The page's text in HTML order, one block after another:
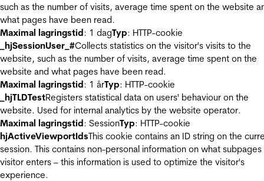
such as the number of visits, average time spent on the website
what pages have been read.
Maximal lagringstid: 1 dagTyp: HTTP-cookie
_hjSessionUser_#Collects statistics on the visitor's visits to the
website, such as the number of visits, average time spent on the
website and what pages have been read.
Maximal lagringstid: 1 årTyp: HTTP-cookie
_hjTLDTestRegisters statistical data on users' behaviour on the
website. Used for internal analytics by the website operator.
Maximal lagringstid: SessionTyp: HTTP-cookie
hjActiveViewportIdsThis cookie contains an ID string on the
session. This contains non-personal information on what
visitor enters – this information is used to optimize the visitor's
experience.